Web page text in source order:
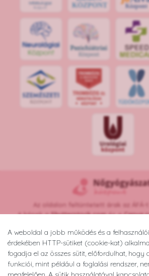
A weboldal a jobb működés és a
érdekében HTTP-sütiket (cookie-kat)
fogadja el az összes sütit, előfordulhat, hogy
funkciói, mint például a foglalási rendszer,
KÖZPONT Központ
Az oldalon feltüntetett árak az ÁFÁ-t
A képek aShutterstock.comés a
Copyright © 2026 •
Minden jog fenntartva.
Developed byAppon&